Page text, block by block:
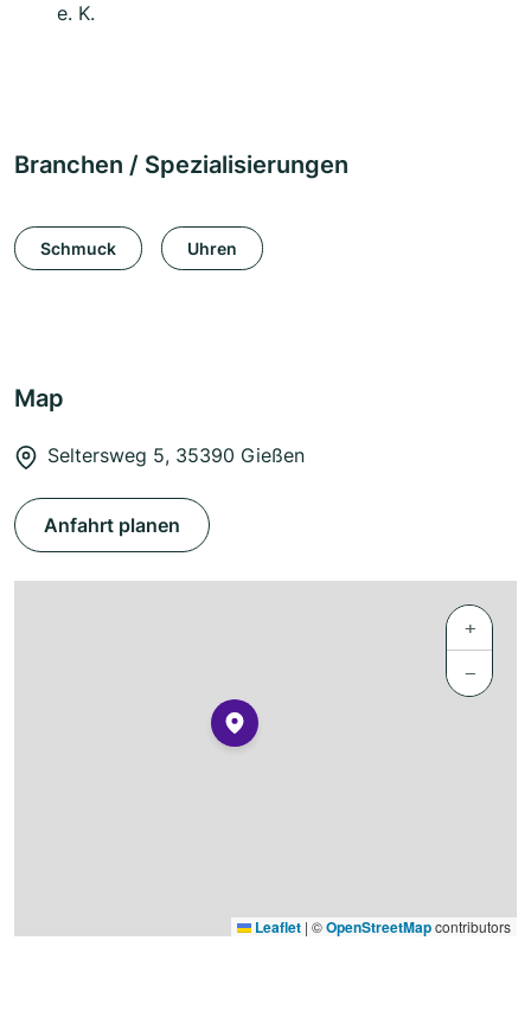
e. K.
Branchen / Spezialisierungen
Schmuck Uhren
Map
Seltersweg 5, 35390 Gießen
Anfahrt planen
+
−
Leaflet | ©OpenStreetMapcontributors